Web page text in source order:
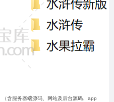
（含服务器端源码、网站及后台源码、app